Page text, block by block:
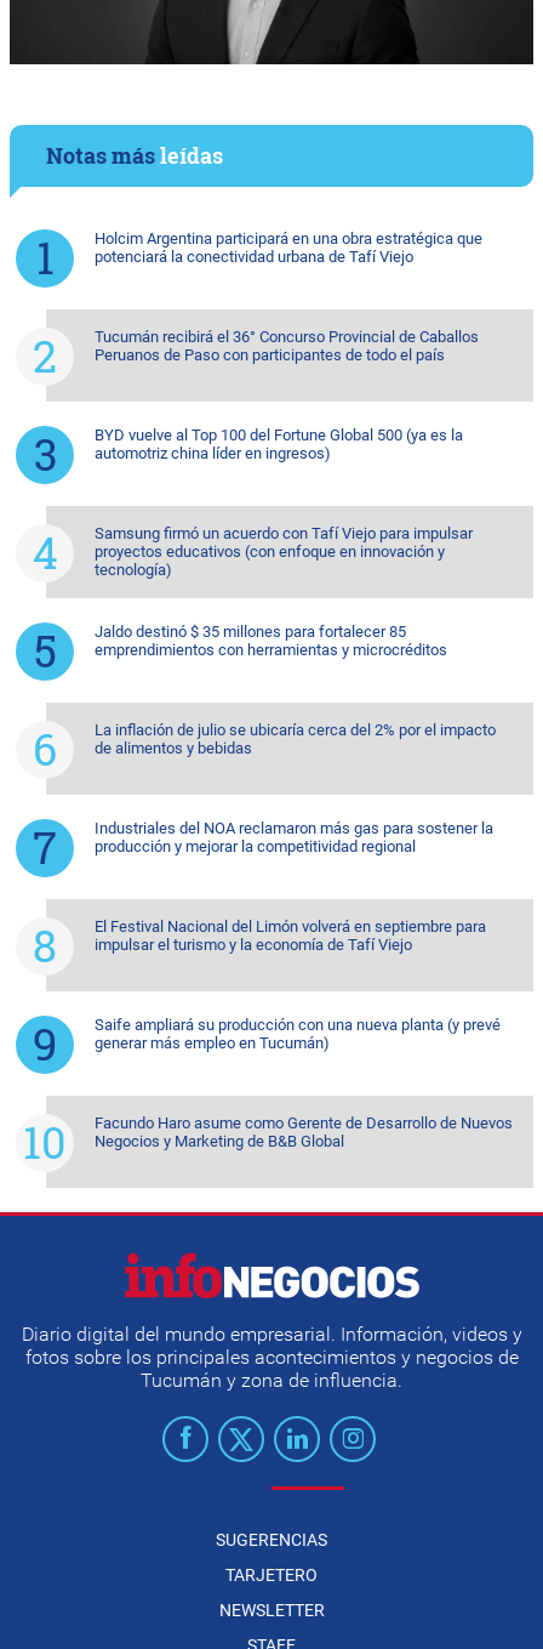
Notas másleídas
Holcim Argentina participará en una obra estratégica que
potenciará la conectividad urbana de Tafí Viejo
Tucumán recibirá el 36° Concurso Provincial de Caballos
Peruanos de Paso con participantes de todo el país
BYD vuelve al Top 100 del Fortune Global 500 (ya es la
automotriz china líder en ingresos)
Samsung firmó un acuerdo con Tafí Viejo para impulsar
proyectos educativos (con enfoque en innovación y
tecnología)
Jaldo destinó $ 35 millones para fortalecer 85
emprendimientos con herramientas y microcréditos
La inflación de julio se ubicaría cerca del 2% por el impacto
de alimentos y bebidas
Industriales del NOA reclamaron más gas para sostener la
producción y mejorar la competitividad regional
El Festival Nacional del Limón volverá en septiembre para
impulsar el turismo y la economía de Tafí Viejo
Saife ampliará su producción con una nueva planta (y prevé
generar más empleo en Tucumán)
Facundo Haro asume como Gerente de Desarrollo de Nuevos
Negocios y Marketing de B&B Global
Diario digital del mundo empresarial. Información, videos y
fotos sobre los principales acontecimientos y negocios de
Tucumán y zona de influencia.
SUGERENCIAS
TARJETERO
NEWSLETTER